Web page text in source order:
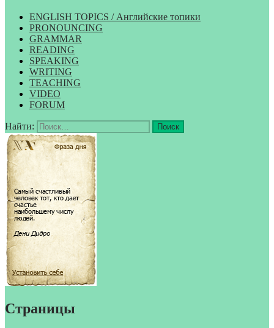
ENGLISH TOPICS / Английские топики
PRONOUNCING
GRAMMAR
READING
SPEAKING
WRITING
TEACHING
VIDEO
FORUM
Найти:
Страницы